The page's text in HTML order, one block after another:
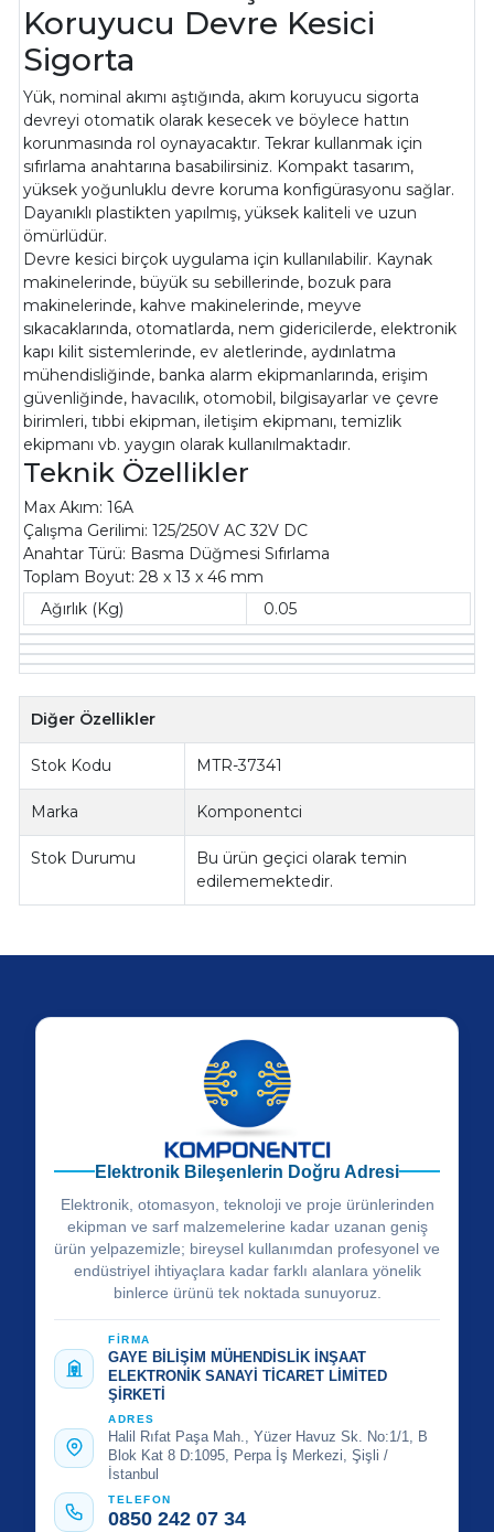
Koruyucu Devre Kesici
Sigorta
Yük, nominal akımı aştığında, akım koruyucu sigorta
devreyi otomatik olarak kesecek ve böylece hattın
korunmasında rol oynayacaktır. Tekrar kullanmak için
sıfırlama anahtarına basabilirsiniz. Kompakt tasarım,
yüksek yoğunluklu devre koruma konfigürasyonu sağlar.
Dayanıklı plastikten yapılmış, yüksek kaliteli ve uzun
ömürlüdür.
Devre kesici birçok uygulama için kullanılabilir. Kaynak
makinelerinde, büyük su sebillerinde, bozuk para
makinelerinde, kahve makinelerinde, meyve
sıkacaklarında, otomatlarda, nem gidericilerde, elektronik
kapı kilit sistemlerinde, ev aletlerinde, aydınlatma
mühendisliğinde, banka alarm ekipmanlarında, erişim
güvenliğinde, havacılık, otomobil, bilgisayarlar ve çevre
birimleri, tıbbi ekipman, iletişim ekipmanı, temizlik
ekipmanı vb. yaygın olarak kullanılmaktadır.
Teknik Özellikler
Max Akım: 16A
Çalışma Gerilimi: 125/250V AC 32V DC
Anahtar Türü: Basma Düğmesi Sıfırlama
Toplam Boyut: 28 x 13 x 46 mm
Ağırlık (Kg)
0.05
Diğer Özellikler
Stok Kodu MTR-37341
Marka Komponentci
Stok Durumu
Bu ürün geçici olarak temin
edilememektedir.
Elektronik Bileşenlerin Doğru Adresi
Elektronik, otomasyon, teknoloji ve proje ürünlerinden
ekipman ve sarf malzemelerine kadar uzanan geniş
ürün yelpazemizle; bireysel kullanımdan profesyonel ve
endüstriyel ihtiyaçlara kadar farklı alanlara yönelik
binlerce ürünü tek noktada sunuyoruz.
FİRMA
GAYE BİLİŞİM MÜHENDİSLİK İNŞAAT
ELEKTRONİK SANAYİ TİCARET LİMİTED
ŞİRKETİ
ADRES
Halil Rıfat Paşa Mah., Yüzer Havuz Sk. No:1/1, B
Blok Kat 8 D:1095, Perpa İş Merkezi, Şişli /
İstanbul
TELEFON
0850 242 07 34